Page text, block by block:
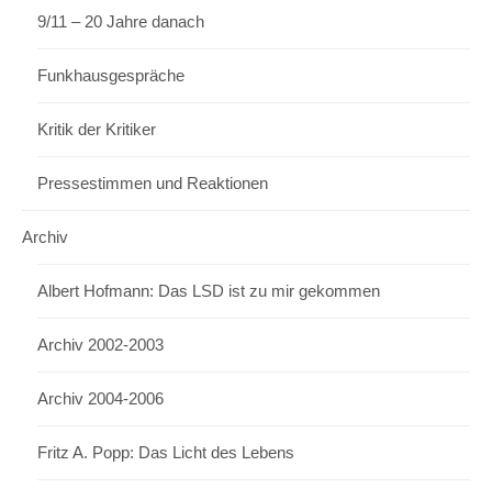
9/11 – 20 Jahre danach
Funkhausgespräche
Kritik der Kritiker
Pressestimmen und Reaktionen
Archiv
Albert Hofmann: Das LSD ist zu mir gekommen
Archiv 2002-2003
Archiv 2004-2006
Fritz A. Popp: Das Licht des Lebens